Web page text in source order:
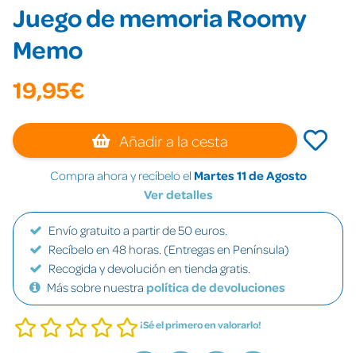
Juego de memoria Roomy
Memo
19,95€
Añadir a la cesta
Compra ahora y recíbelo el Martes 11 de Agosto
Ver detalles
Envío gratuito a partir de 50 euros.
Recíbelo en 48 horas. (Entregas en Península)
Recogida y devolución en tienda gratis.
Más sobre nuestra política de devoluciones
¡Sé el primero en valorarlo!